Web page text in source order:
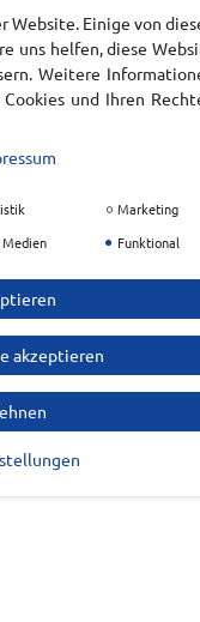
PWRMODE 5
64,95 €*
Website. Einige von
uns helfen, diese
Weitere
und Ihren
Marketing
Funktional
akzeptieren